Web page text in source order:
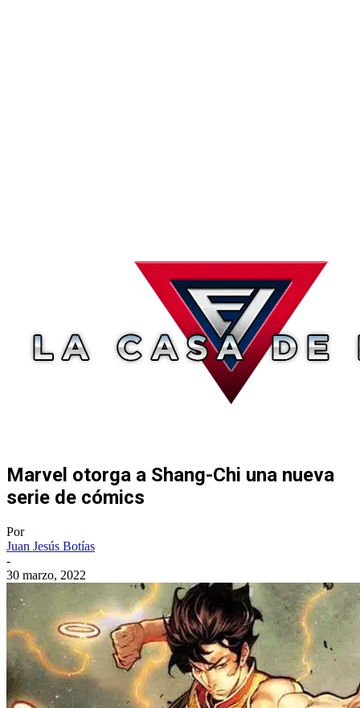
Marvel otorga a Shang-Chi una nueva
serie de cómics
Por
Juan Jesús Botías
-
30 marzo, 2022